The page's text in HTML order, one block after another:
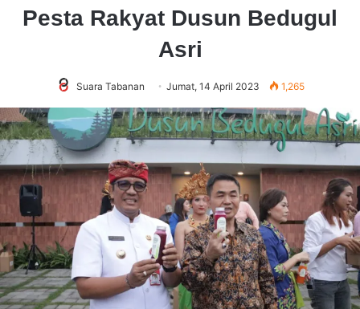
Pesta Rakyat Dusun Bedugul
Asri
Suara Tabanan Jumat, 14 April 2023 1,265